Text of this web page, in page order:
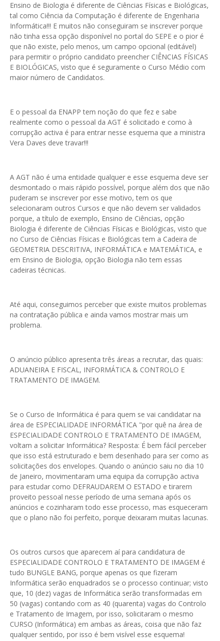
Ensino de Biologia é diferente de Ciências Físicas e Biológicas,
tal como Ciência da Computação é diferente de Engenharia
Informática!!! E muitos não conseguiram se inscrever porque
não tinha essa opção disponível no portal do SEPE e o pior é
que não existe, pelo menos, um campo opcional (editável)
para permitir o próprio candidato preencher CIÊNCIAS FÍSICAS
E BIOLÓGICAS, visto que é seguramente o Curso Médio com
maior número de Candidatos.
E o pessoal da ENAPP tem noção do que fez e sabe
realmente como o pessoal da AGT é solicitado e como à
corrupção activa é para entrar nesse esquema que a ministra
Vera Daves deve travar!!!
A AGT não é uma entidade qualquer e esse esquema deve ser
desmontado o mais rápido possível, porque além dos que não
puderam se inscrever por esse motivo, tem os que
selecionaram outros Cursos e que não devem ser validados
porque, a título de exemplo, Ensino de Ciências, opção
Biologia é diferente de Ciências Físicas e Biológicas, visto que
no Curso de Ciências Físicas e Biológicas tem a Cadeira de
GEOMETRIA DESCRITIVA, INFORMÁTICA e MATEMÁTICA, e
em Ensino de Biologia, opção Biologia não tem essas
cadeiras técnicas.
Até aqui, conseguimos perceber que existe muitos problemas
na contratação pública e ainda vamos mostrar mais um
problema.
O anúncio público apresenta três áreas a recrutar, das quais:
ADUANEIRA E FISCAL, INFORMÁTICA & CONTROLO E
TRATAMENTO DE IMAGEM.
Se o Curso de Informática é para quem se vai candidatar na
área de ESPECIALIDADE INFORMÁTICA "por quê na área de
ESPECIALIDADE CONTROLO E TRATAMENTO DE IMAGEM,
voltam a solicitar Informática? Resposta: É bem fácil perceber
que isso está estruturado e bem desenhado para ser como as
solicitações dos envelopes. Quando o anúncio saiu no dia 10
de Janeiro, movimentaram uma equipa da corrupção activa
para estudar como DEFRAUDAREM O ESTADO e tirarem
proveito pessoal nesse período de uma semana após os
anúncios e cozinharam todo esse processo, mas esqueceram
que o plano não foi perfeito, porque deixaram muitas lacunas.
Os outros cursos que aparecem aí para candidatura de
ESPECIALIDADE CONTROLO E TRATAMENTO DE IMAGEM é
tudo BUNGLE BANG, porque apenas os que fizeram
Informática serão enquadrados se o processo continuar; visto
que, 10 (dez) vagas de Informática serão transformadas em
50 (vagas) contando com as 40 (quarenta) vagas do Controlo
e Tratamento de Imagem, por isso, solicitaram o mesmo
CURSO (Informática) em ambas as áreas, coisa que não faz
qualquer sentido, por isso é bem visível esse esquema!